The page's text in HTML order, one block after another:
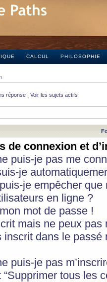
CALCUL PHILOSOPHIE
réponse | Voir les sujets actifs
de connexion et
puis-je pas me
je
je empêcher
en ligne ?
mot de passe !
mais ne peux pas
inscrit dans le
puis-je pas
tous les